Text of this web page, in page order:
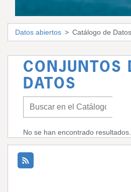
Datos abiertos Catálogo de Datos
CONJUNTOS
DATOS
No se han encontrado resultados.